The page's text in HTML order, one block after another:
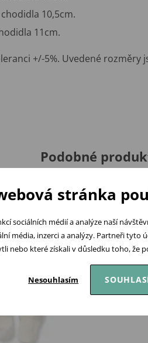
10,5cm.
11cm.
+/-5%. Uvedené rozměry
Podobné
stránka
sociálních médií a analýze naší
média, inzerci a analýzy. Partneři tyto
nebo které získali v důsledku toho, že
Nesouhlasím